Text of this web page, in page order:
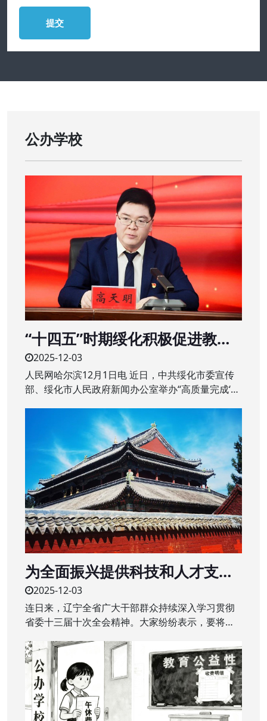
提交
公办学校
“十四五”时期绥化积极促进教育
质量提升 建设“家门口”的优质学
校
2025-12-03
人民网哈尔滨12月1日电 近日，中共绥化市委宣传
部、绥化市人民政府新闻办公室举办“高质量完成‘十
“十四五”时期教育改革发展成绩作专题发布。
为全面振兴提供科技和人才支撑
——辽宁全省广大干部群众深入
学习贯彻省委十三届十次全会精
神
2025-12-03
连日来，辽宁全省广大干部群众持续深入学习贯彻
省委十三届十次全会精神。大家纷纷表示，要将全
勇争先，辽宁全面振兴取得新突破。